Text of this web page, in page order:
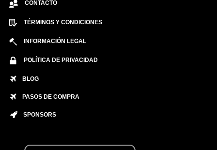
CONTACTO
TÉRMINOS Y CONDICIONES
INFORMACIÓN LEGAL
POLÍTICA DE PRIVACIDAD
BLOG
PASOS DE COMPRA
SPONSORS